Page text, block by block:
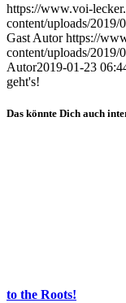
https://www.voi-
content/uploads/2019/
Gast Autor https://
content/uploads/
Autor2019-01-23
geht's!
Das könnte Dich auch
to the Roots!